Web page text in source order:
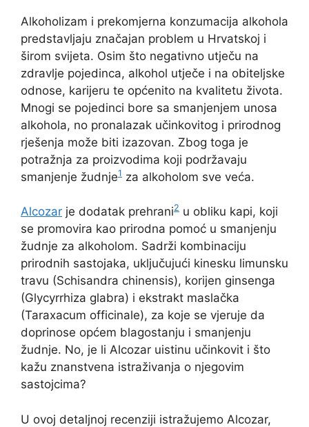
Alkoholizam i prekomjerna konzumacija alkohola
predstavljaju značajan problem u Hrvatskoj i
širom svijeta. Osim što negativno utječu na
zdravlje pojedinca, alkohol utječe i na obiteljske
odnose, karijeru te općenito na kvalitetu života.
Mnogi se pojedinci bore sa smanjenjem unosa
alkohola, no pronalazak učinkovitog i prirodnog
rješenja može biti izazovan. Zbog toga je
potražnja za proizvodima koji podržavaju
smanjenje žudnje1 za alkoholom sve veća.
Alcozar je dodatak prehrani2 u obliku kapi, koji
se promovira kao prirodna pomoć u smanjenju
žudnje za alkoholom. Sadrži kombinaciju
prirodnih sastojaka, uključujući kinesku limunsku
travu (Schisandra chinensis), korijen ginsenga
(Glycyrrhiza glabra) i ekstrakt maslačka
(Taraxacum officinale), za koje se vjeruje da
doprinose općem blagostanju i smanjenju
žudnje. No, je li Alcozar uistinu učinkovit i što
kažu znanstvena istraživanja o njegovim
sastojcima?
U ovoj detaljnoj recenziji istražujemo Alcozar,